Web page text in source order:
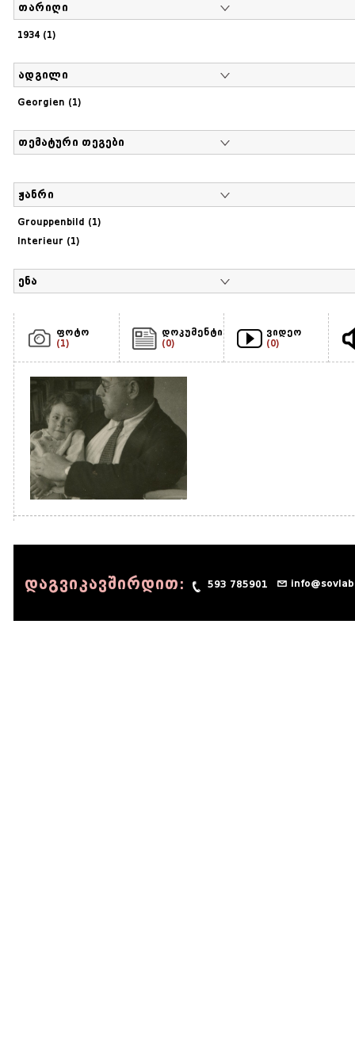
თარიღი
1934 (1)
ადგილი
Georgien (1)
თემატური თეგები
ჟანრი
Grouppenbild (1)
Interieur (1)
ენა
ფოტო
(1)
დოკუმენტი
(0)
ვიდეო
(0)
დაგვიკავშირდით: 593 785901